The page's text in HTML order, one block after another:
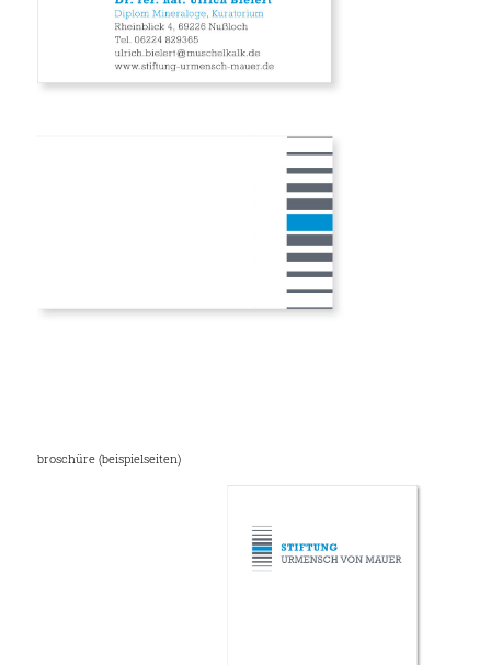
broschüre (beispielseiten)